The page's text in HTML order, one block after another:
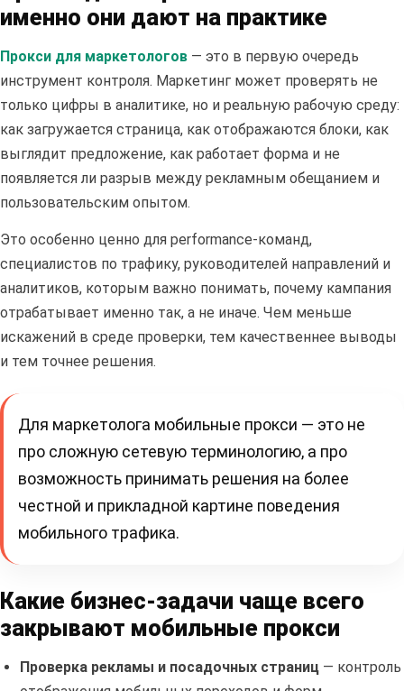
именно они дают на практике
Прокси для маркетологов — это в первую очередь
инструмент контроля. Маркетинг может проверять не
только цифры в аналитике, но и реальную рабочую среду:
как загружается страница, как отображаются блоки, как
выглядит предложение, как работает форма и не
появляется ли разрыв между рекламным обещанием и
пользовательским опытом.
Это особенно ценно для performance-команд,
специалистов по трафику, руководителей направлений и
аналитиков, которым важно понимать, почему кампания
отрабатывает именно так, а не иначе. Чем меньше
искажений в среде проверки, тем качественнее выводы
и тем точнее решения.
Для маркетолога мобильные прокси — это не
про сложную сетевую терминологию, а про
возможность принимать решения на более
честной и прикладной картине поведения
мобильного трафика.
Какие бизнес-задачи чаще всего
закрывают мобильные прокси
Проверка рекламы и посадочных страниц — контроль